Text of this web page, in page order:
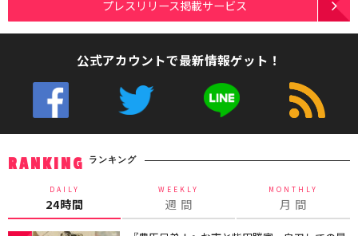
プレスリリース掲載サービス
公式アカウントで最新情報ゲット！
RANKING ランキング
DAILY
24時間
WEEKLY
週 間
MONTHLY
月 間